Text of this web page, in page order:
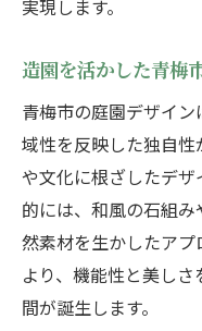
造園設計で
造園の知恵
造園で目指
快適な庭空間へ
造園で叶え
植栽と造園
造園職人が
造園で実現
実現します。
造園を活かした青梅
青梅市の庭園デザイ
域性を反映した独自
や文化に根ざしたデ
的には、和風の石組
然素材を生かしたア
より、機能性と美し
間が誕生します。